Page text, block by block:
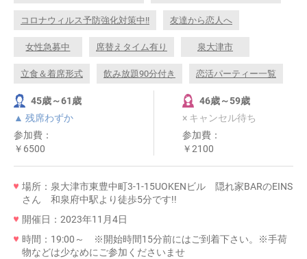
コロナウィルス予防強化対策中!! 友達から恋人へ
女性急募中 席替えタイム有り 泉大津市
立食＆着席形式 飲み放題90分付き 恋活パーティー一覧
45歳～61歳
▲ 残席わずか
参加費：
￥6500
46歳～59歳
× キャンセル待ち
参加費：
￥2100
場所：泉大津市東豊中町3-1-15UOKENビル 隠れ家BARのEINS
さん 和泉府中駅より徒歩5分です!!
開催日：2023年11月4日
時間：19:00～ ※開始時間15分前にはご到着下さい。※手荷
物などは少なめにご参加くださいませ